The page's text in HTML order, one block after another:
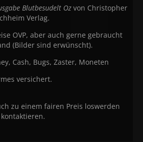
Blutbesudelt Oz von Christopher
Verlag.
OVP, aber auch gerne gebraucht
(Bilder sind erwünscht).
Cash, Bugs, Zaster, Moneten
versichert.
zu einem fairen Preis loswerden